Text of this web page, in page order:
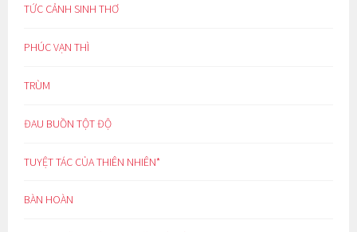
TỨC CẢNH SINH THƠ
PHÚC VẠN THÌ
TRÙM
ĐAU BUỒN TỘT ĐỘ
TUYỆT TÁC CỦA THIÊN NHIÊN*
BÀN HOÀN